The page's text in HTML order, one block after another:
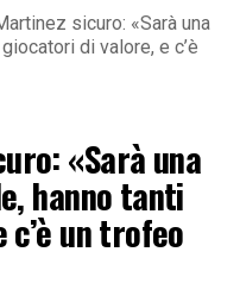
sicuro: «Sarà una
di valore, e c’è
«Sarà una
hanno tanti
un trofeo